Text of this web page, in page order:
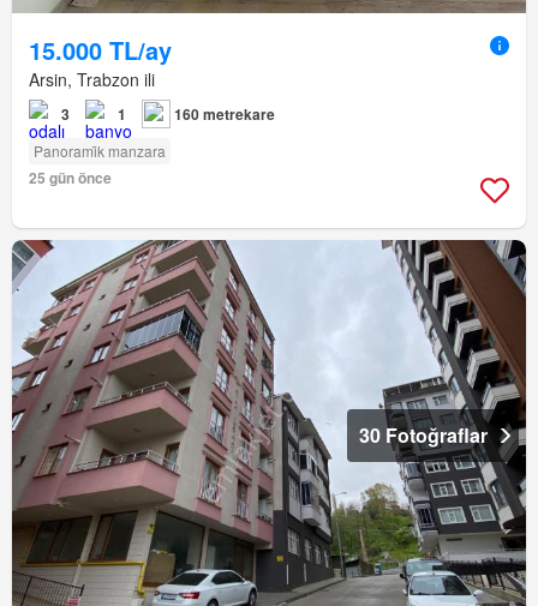
15.000 TL/ay
Arsin, Trabzon ili
3 1 160 metrekare
Panorami̇k manzara
25 gün önce
30 Fotoğraflar